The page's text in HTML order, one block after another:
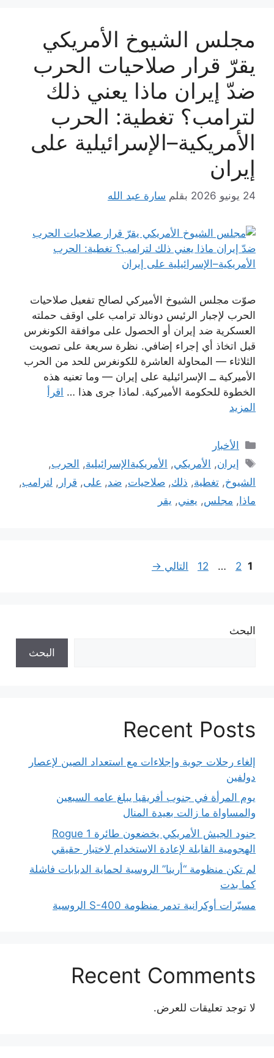
مجلس الشيوخ الأمريكي
يقرّ قرار صلاحيات الحرب
ضدّ إيران ماذا يعني ذلك
لترامب؟ تغطية: الحرب
الأمريكية–الإسرائيلية على
إيران
24 يونيو 2026 بقلم سارة عبد الله
صوّت مجلس الشيوخ الأميركي لصالح تفعيل صلاحيات
الحرب لإجبار الرئيس دونالد ترامب على اوقف حملته
العسكرية ضد إيران أو الحصول على موافقة الكونغرس
قبل اتخاذ أي إجراء إضافي. نظرة سريعة على تصويت
الثلاثاء — المحاولة العاشرة للكونغرس للحد من الحرب
الأميركية ــ الإسرائيلية على إيران — وما تعنيه هذه
الخطوة للحكومة الأميركية. لماذا جرى هذا … اقرأ
المزيد
التصنيفات
الأخبار
الوسوم
إيران, الأمريكي, الأمريكيةالإسرائيلية, الحرب,
الشيوخ, تغطية, ذلك, صلاحيات, ضد, على, قرار , لترامب,
ماذا, مجلس, يعني, يقر
Page
1
Page
2
…
Page
12 التالي →
البحث
البحث
Recent Posts
إلغاء رحلات جوية وإجلاءات مع استعداد الصين لإعصار
دولفين
يوم المرأة في جنوب أفريقيا يبلغ عامه السبعين
والمساواة ما زالت بعيدة المنال
جنود الجيش الأمريكي يخضعون طائرة Rogue 1
الهجومية القابلة لإعادة الاستخدام لاختبار حقيقي
لم تكن منظومة “أرينا” الروسية لحماية الدبابات فاشلة
كما بدت
مسيّرات أوكرانية تدمر منظومة S-400 الروسية
Recent Comments
لا توجد تعليقات للعرض.